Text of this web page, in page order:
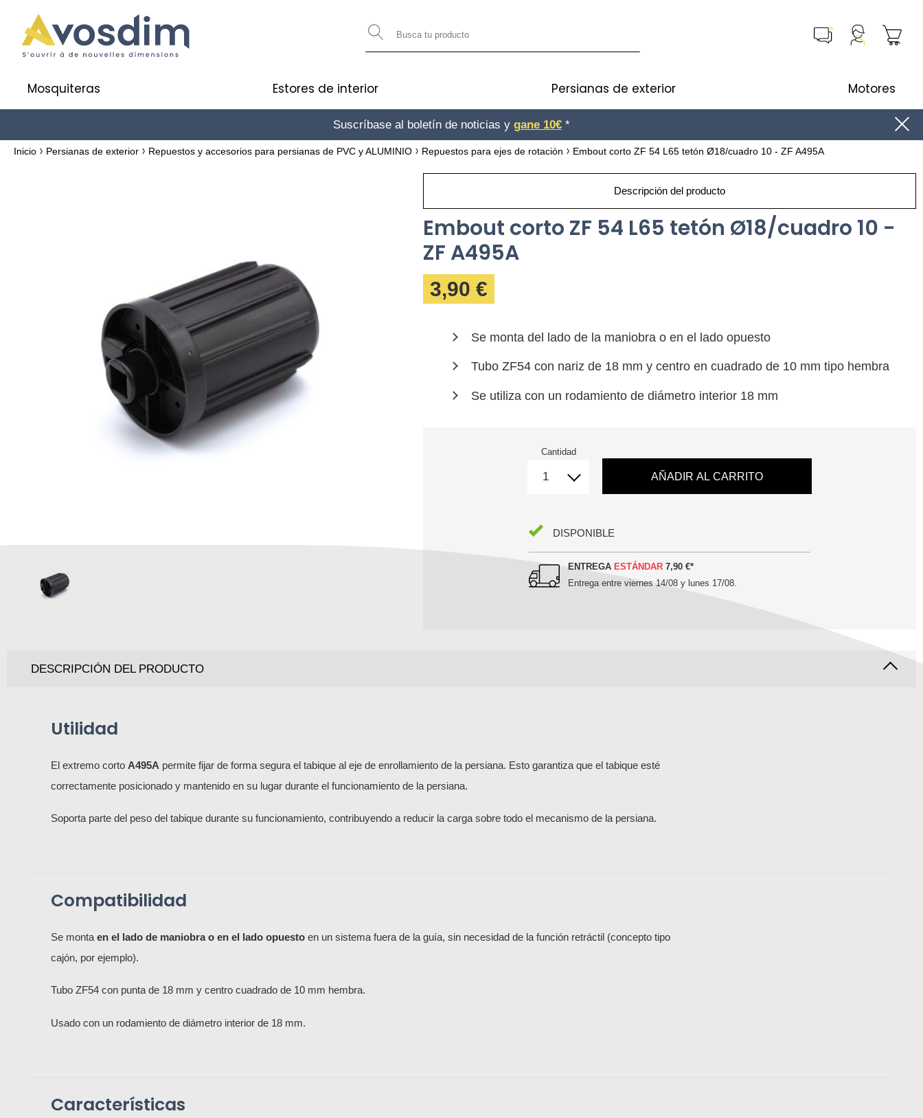
Mosquiteras Estores de interior Persianas de exterior Motores
Suscríbase al boletín de noticias y gane 10€*
Inicio Persianas de exterior Repuestos y accesorios para persianas de PVC y ALUMINIO Repuestos para ejes de rotación Embout corto ZF 54 L65 tetón Ø18/cuadro 10 - ZF A495A
Descripción del producto
Embout corto ZF 54 L65 tetón Ø18/cuadro 10 -
ZF A495A
3,90 €
Se monta del lado de la maniobra o en el lado opuesto
Tubo ZF54 con nariz de 18 mm y centro en cuadrado de 10 mm tipo hembra
Se utiliza con un rodamiento de diámetro interior 18 mm
Cantidad
AÑADIR AL CARRITO
DISPONIBLE
ENTREGA ESTÁNDAR 7,90 €*
Entrega entreviernes 14/08 y lunes 17/08
DESCRIPCIÓN DEL PRODUCTO
Utilidad
El extremo corto A495A permite fijar de forma segura el tabique al eje de enrollamiento de la persiana. Esto garantiza que el tabique esté
correctamente posicionado y mantenido en su lugar durante el funcionamiento de la persiana.
Soporta parte del peso del tabique durante su funcionamiento, contribuyendo a reducir la carga sobre todo el mecanismo de la persiana.
Compatibilidad
Se monta en el lado de maniobra o en el lado opuesto en un sistema fuera de la guía, sin necesidad de la función retráctil (concepto tipo
cajón, por ejemplo).
Tubo ZF54 con punta de 18 mm y centro cuadrado de 10 mm hembra.
Usado con un rodamiento de diámetro interior de 18 mm.
Características